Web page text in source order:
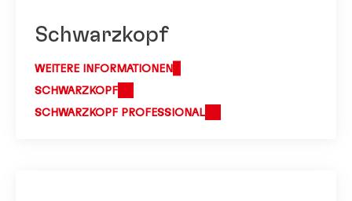
Schwarzkopf
WEITERE INFORMATIONEN
SCHWARZKOPF
SCHWARZKOPF PROFESSIONAL